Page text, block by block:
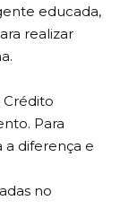
educada,
realizar
Crédito
Para
diferença e
no